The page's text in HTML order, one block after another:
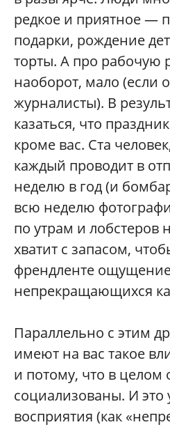
редкое и приятное —
подарки, рождение
торты. А про рабочую
наоборот, мало (если
журналисты). В
казаться, что
кроме вас. Ста
каждый проводит в
неделю в год (и
всю неделю
по утрам и лобстеров
хватит с запасом,
френдленте
непрекращающихся
Параллельно с этим
имеют на вас такое
и потому, что в
социализованы. И
восприятия (как